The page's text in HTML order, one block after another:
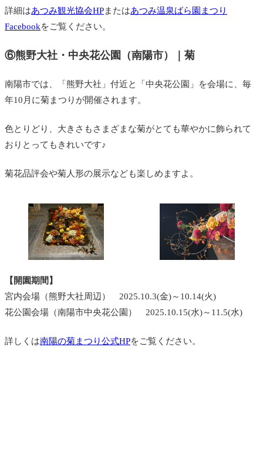
詳細はあつみ観光協会HPまたはあつみ温泉ばら園まつり
Facebookをご覧ください。
⑥熊野大社・中央花公園（南陽市）｜菊
南陽市では、「熊野大社」付近と「中央花公園」を会場に、毎
年10月に菊まつりが開催されます。
色とりどり、大きさもさまざまな菊がとても華やかに飾られて
おりとってもきれいです♪
菊花品評会や菊人形の展示なども楽しめますよ。
【開園期間】
宮内会場（熊野大社周辺） 2025.10.3(金)～10.14(火)
花公園会場（南陽市中央花公園） 2025.10.15(水)～11.5(水)
詳しくは南陽の菊まつり公式HPをご覧ください。